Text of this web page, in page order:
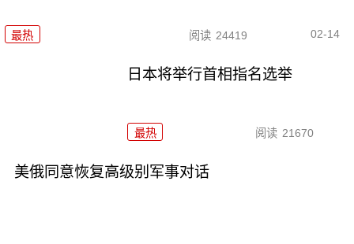
最热 阅读 24419 02-14
日本将举行首相指名选举
最热 阅读 21670
美俄同意恢复高级别军事对话